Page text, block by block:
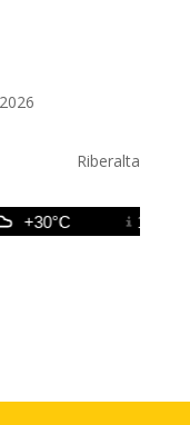
Riberalta
+30°C 12 ago